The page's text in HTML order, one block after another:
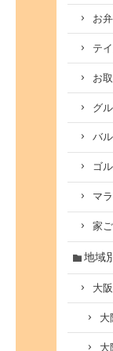
お
テ
お
グ
バ
ゴ
マ
家
地域
大
大
大